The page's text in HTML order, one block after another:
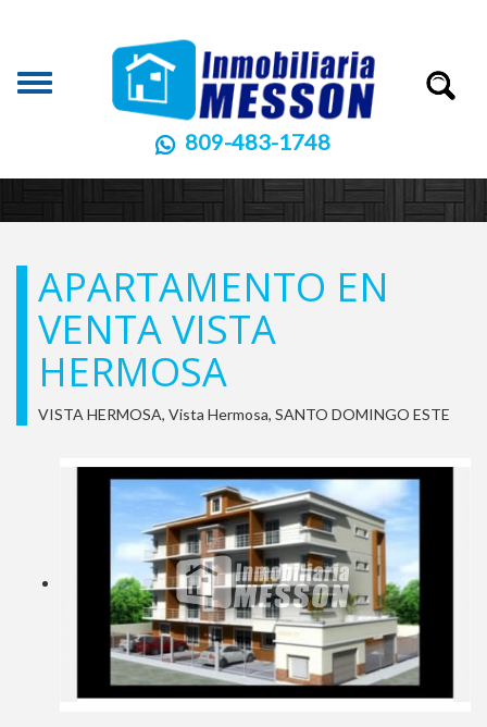
Toggle
809-483-1748
APARTAMENTO EN
VENTA VISTA
HERMOSA
VISTA HERMOSA, Vista Hermosa, SANTO DOMINGO ESTE